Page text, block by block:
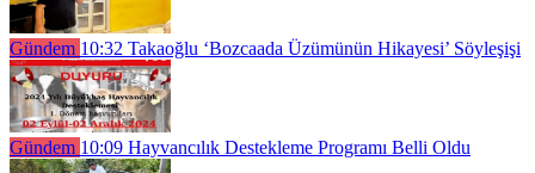
Gündem 10:32 Takaoğlu ‘Bozcaada Üzümünün Hikayesi’ Söyleşişi
Gündem 10:09 Hayvancılık Destekleme Programı Belli Oldu